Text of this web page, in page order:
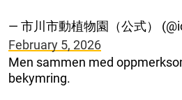
— 市川市動植物園（公式）
February 5, 2026
Men sammen med
bekymring.